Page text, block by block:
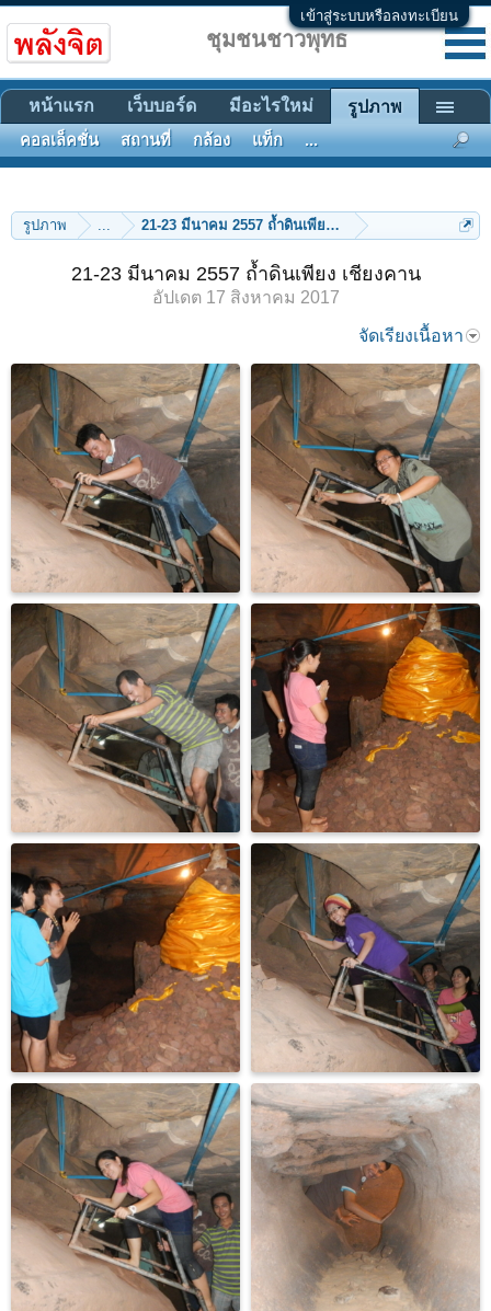
เข้าสู่ระบบหรือลงทะเบียน
รูปภาพ ... 21-23 มีนาคม 2557 ถ้ำดินเพียง เชียงคาน
21-23 มีนาคม 2557 ถ้ำดินเพียง เชียงคาน
อัปเดต 17 สิงหาคม 2017
จัดเรียงเนื้อหา
ชุมชนชาวพุทธ
หน้าแรก เว็บบอร์ด มีอะไรใหม่ รูปภาพ
คอลเล็คชั่น สถานที่ กล้อง แท็ก ...